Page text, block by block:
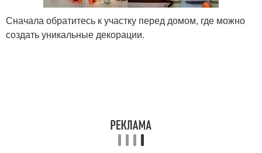
Сначала обратитесь к участку перед домом, где можно
создать уникальные декорации.